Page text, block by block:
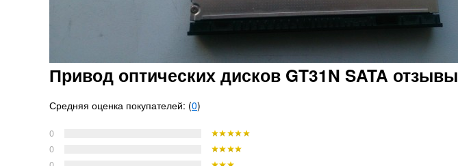
Привод оптических дисков GT31N SATA отзывы
Средняя оценка покупателей: (0)
0
0